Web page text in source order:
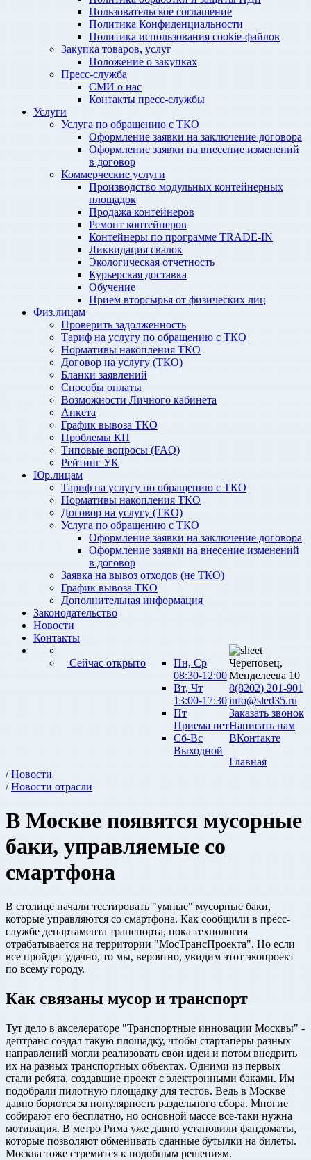
Пользовательское соглашение
Политика Конфиденциальности
Политика использования cookie-файлов
Закупка товаров, услуг
Положение о закупках
Пресс-служба
СМИ о нас
Контакты пресс-службы
Услуги
Услуга по обращению с ТКО
Оформление заявки на заключение договора
Оформление заявки на внесение изменений
в договор
Коммерческие услуги
Производство модульных контейнерных
площадок
Продажа контейнеров
Ремонт контейнеров
Контейнеры по программе TRADE-IN
Ликвидация свалок
Экологическая отчетность
Курьерская доставка
Обучение
Прием вторсырья от физических лиц
Физ.лицам
Проверить задолженность
Тариф на услугу по обращению с ТКО
Нормативы накопления ТКО
Договор на услугу (ТКО)
Бланки заявлений
Способы оплаты
Возможности Личного кабинета
Анкета
График вывоза ТКО
Проблемы КП
Типовые вопросы (FAQ)
Рейтинг УК
Юр.лицам
Тариф на услугу по обращению с ТКО
Нормативы накопления ТКО
Договор на услугу (ТКО)
Услуга по обращению с ТКО
Оформление заявки на заключение договора
Оформление заявки на внесение изменений
в договор
Заявка на вывоз отходов (не ТКО)
График вывоза ТКО
Дополнительная информация
Законодательство
Новости
Контакты
Сейчас открыто
Пн, Ср
08:30-12:00
Вт, Чт
13:00-17:30
Пт
Приема нет
Сб-Вс
Выходной
Череповец,
Менделеева 10
8(8202) 201-901
info@sled35.ru
Заказать звонок
Написать нам
ВКонтакте
Главная
/Новости
/Новости отрасли
В Москве появятся мусорные
баки, управляемые со
смартфона
В столице начали тестировать "умные" мусорные баки,
которые управляются со смартфона. Как сообщили в пресс-
службе департамента транспорта, пока технология
отрабатывается на территории "МосТрансПроекта". Но если
все пройдет удачно, то мы, вероятно, увидим этот экопроект
по всему городу.
Как связаны мусор и транспорт
Тут дело в акселераторе "Транспортные инновации Москвы" -
дептранс создал такую площадку, чтобы стартаперы разных
направлений могли реализовать свои идеи и потом внедрить
их на разных транспортных объектах. Одними из первых
стали ребята, создавшие проект с электронными баками. Им
подобрали пилотную площадку для тестов. Ведь в Москве
давно борются за популярность раздельного сбора. Многие
собирают его бесплатно, но основной массе все-таки нужна
мотивация. В метро Рима уже давно установили фандоматы,
которые позволяют обменивать сданные бутылки на билеты.
Москва тоже стремится к подобным решениям.